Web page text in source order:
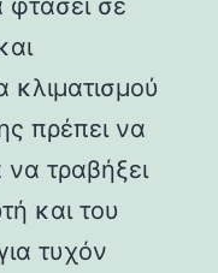
κλιματισμού
πρέπει να
να τραβήξει
και του
τυχόν